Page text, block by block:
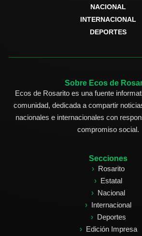
NACIONAL
INTERNACIONAL
DEPORTES
Sobre Ecos de
Ecos de Rosarito es una fuente
comunidad, dedicada a compartir
nacionales e internacionales con
compromiso social.
Secciones
Rosarito
Estatal
Nacional
Internacional
Deportes
Edición Impresa